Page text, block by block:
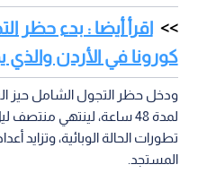
اقرأ أيضا : بدء حظر
كورونا في الأردن والذي يمتد 48 ساعة
ودخل حظر التجول الشامل حيز
لمدة 48 ساعة، لينتهي
تطورات الحالة الوبائية، وتزايد
المستجد.